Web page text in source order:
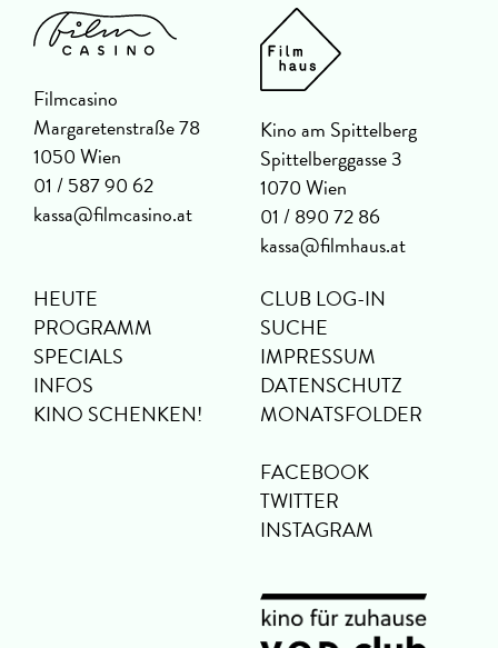
Filmcasino
Margaretenstraße 78
1050 Wien
01 / 587 90 62
kassa@filmcasino.at
Kino am Spittelberg
Spittelberggasse 3
1070 Wien
01 / 890 72 86
kassa@filmhaus.at
HEUTE
PROGRAMM
SPECIALS
INFOS
KINO SCHENKEN!
CLUB LOG-IN
SUCHE
IMPRESSUM
DATENSCHUTZ
MONATSFOLDER
FACEBOOK
TWITTER
INSTAGRAM